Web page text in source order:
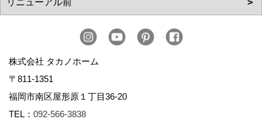
株式会社 タカノホーム
〒811-1351
福岡市南区屋形原１丁目36-20
TEL： 092-566-3838